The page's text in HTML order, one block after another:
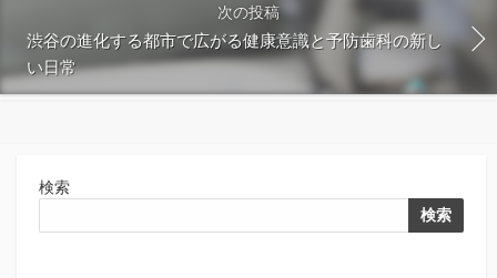
次の投稿
渋谷の進化する都市で広がる健康意識と予防歯科の新し
い日常
検索
検索